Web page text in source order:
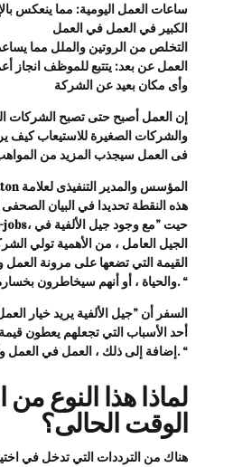
الكبير في العمل في العمل
3- التخلص من الروتين والملل مما
وأى مكان بعيد عن الشركة
إن العمل أصبح حتى تصبح الشركات
والشركات الصغيرة للاستيعاب كيف
فى العمل سيجذب المزيد من
الجيل العامل ، من الأهمية تولي
القيمة التي تضعها على مرونة العمل
والحياة ، أو أنهم سيخاطرون بخسارة تلك المواهب. “
السفر أن ”جيل الألفية يريد خيار
أحد الأسباب التي تجعلهم يعطون
إضافة إلى ذلك ، العمل في العمل والطعام. “
لماذا هذا النوع
الوقت الحالى؟
هناك من الترددات التي تدخل في